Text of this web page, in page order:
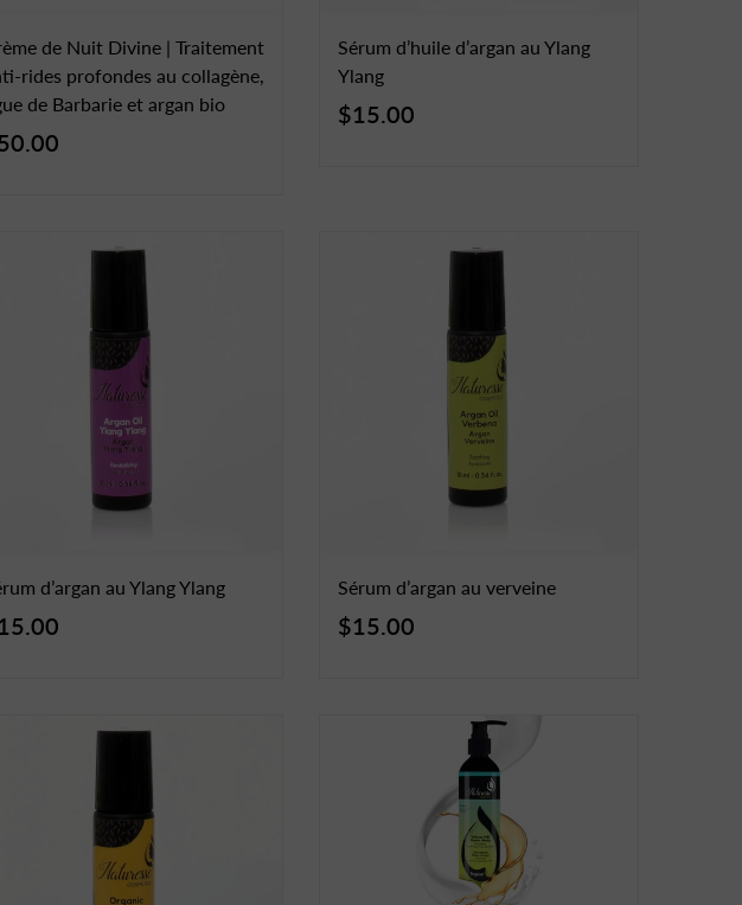
de Nuit Divine | Traitement
rides profondes au collagène,
de Barbarie et argan bio
Sérum d’huile d’argan au Ylang
Ylang
$15.00
d’argan au Ylang Ylang Sérum d’argan au verveine
$15.00